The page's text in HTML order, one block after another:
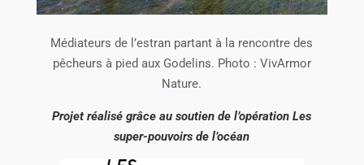
Médiateurs de l’estran partant à la rencontre des
pêcheurs à pied aux Godelins. Photo : VivArmor
Nature.
Projet réalisé grâce au soutien de l’opération Les
super-pouvoirs de l’océan